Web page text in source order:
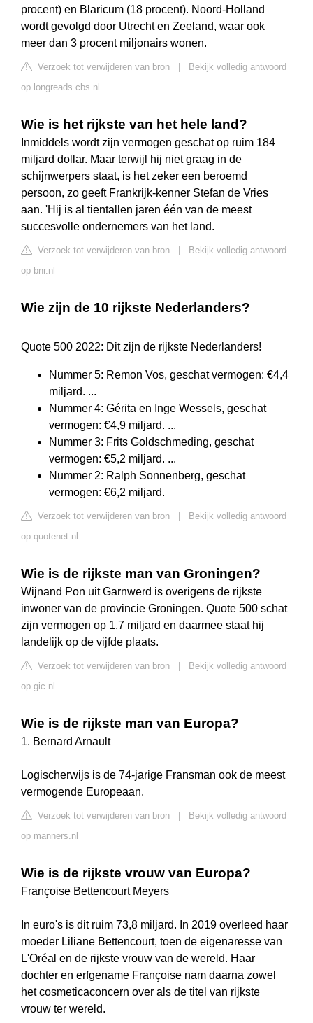
procent) en Blaricum (18 procent). Noord-Holland
wordt gevolgd door Utrecht en Zeeland, waar ook
meer dan 3 procent miljonairs wonen.
Verzoek tot verwijderen van bron
Bekijk volledig antwoord
op longreads.cbs.nl
Wie is het rijkste van het hele land?
Inmiddels wordt zijn vermogen geschat op ruim 184
miljard dollar. Maar terwijl hij niet graag in de
schijnwerpers staat, is het zeker een beroemd
persoon, zo geeft Frankrijk-kenner Stefan de Vries
aan. 'Hij is al tientallen jaren één van de meest
succesvolle ondernemers van het land.
Verzoek tot verwijderen van bron
Bekijk volledig antwoord
op bnr.nl
Wie zijn de 10 rijkste Nederlanders?
Quote 500 2022: Dit zijn de rijkste Nederlanders!
Nummer 5: Remon Vos, geschat vermogen: €4,4
miljard. ...
Nummer 4: Gérita en Inge Wessels, geschat
vermogen: €4,9 miljard. ...
Nummer 3: Frits Goldschmeding, geschat
vermogen: €5,2 miljard. ...
Nummer 2: Ralph Sonnenberg, geschat
vermogen: €6,2 miljard.
Verzoek tot verwijderen van bron
Bekijk volledig antwoord
op quotenet.nl
Wie is de rijkste man van Groningen?
Wijnand Pon uit Garnwerd is overigens de rijkste
inwoner van de provincie Groningen. Quote 500 schat
zijn vermogen op 1,7 miljard en daarmee staat hij
landelijk op de vijfde plaats.
Verzoek tot verwijderen van bron
Bekijk volledig antwoord
op gic.nl
Wie is de rijkste man van Europa?
1. Bernard Arnault
Logischerwijs is de 74-jarige Fransman ook de meest
vermogende Europeaan.
Verzoek tot verwijderen van bron
Bekijk volledig antwoord
op manners.nl
Wie is de rijkste vrouw van Europa?
Françoise Bettencourt Meyers
In euro's is dit ruim 73,8 miljard. In 2019 overleed haar
moeder Liliane Bettencourt, toen de eigenaresse van
L'Oréal en de rijkste vrouw van de wereld. Haar
dochter en erfgename Françoise nam daarna zowel
het cosmeticaconcern over als de titel van rijkste
vrouw ter wereld.